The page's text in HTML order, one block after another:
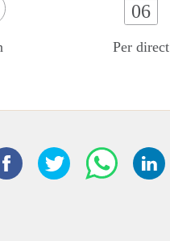
06
Per direct